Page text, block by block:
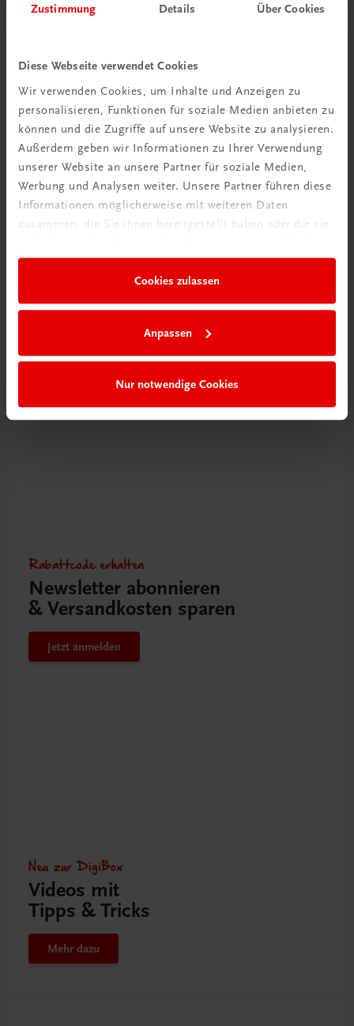
Zustimmung Details Über Cookies
Diese Webseite verwendet Cookies
Wir verwenden Cookies, um Inhalte und Anzeigen zu
personalisieren, Funktionen für soziale Medien anbieten zu
können und die Zugriffe auf unsere Website zu analysieren.
Außerdem geben wir Informationen zu Ihrer Verwendung
unserer Website an unsere Partner für soziale Medien,
Werbung und Analysen weiter. Unsere Partner führen diese
Informationen möglicherweise mit weiteren Daten
zusammen, die Sie ihnen bereitgestellt haben oder die sie
Cookies zulassen
Anpassen
Nur notwendige Cookies
Gut zu wissen
Ratgeber Schulpraxis
Wie mit KI im Unterricht
umgehen?
Rabattcode erhalten
Newsletter abonnieren
& Versandkosten sparen
Jetzt anmelden
Neu zur DigiBox
Videos mit
Tipps & Tricks
Mehr dazu